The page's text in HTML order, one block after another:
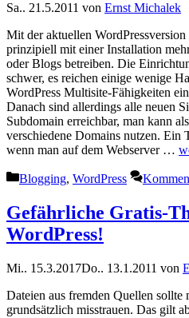
Sa.. 21.5.2011 von Ernst Michalek
Mit der aktuellen WordPressversion
prinzipiell mit einer Installation
oder Blogs betreiben. Die
schwer, es reichen einige wenige
WordPress Multisite-Fähigkeiten
Danach sind allerdings alle neuen
Subdomain erreichbar, man kann
verschiedene Domains nutzen. Ein
wenn man auf dem Webserver …
Kategorien
Blogging, WordPress
Gefährliche Gratis-
WordPress!
Mi.. 15.3.2017Do.. 13.1.2011 von
Dateien aus fremden Quellen sollte
grundsätzlich misstrauen. Das gilt